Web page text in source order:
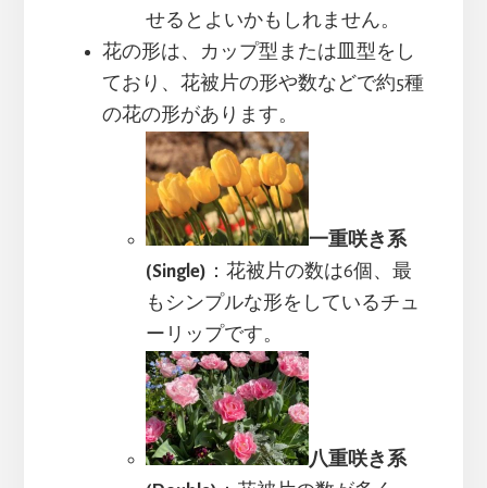
せるとよいかもしれません。
花の形は、カップ型または皿型をし
ており、花被片の形や数などで約5種
の花の形があります。
一重咲き系
(Single) ：花被片の数は6個、最
もシンプルな形をしているチュ
ーリップです。
八重咲き系